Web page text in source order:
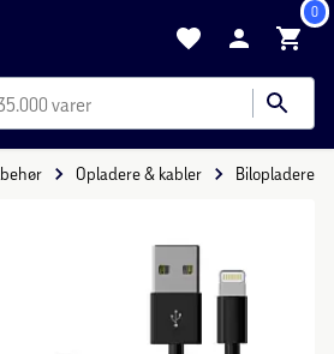
0
varer
Opladere & kabler Bilopladere